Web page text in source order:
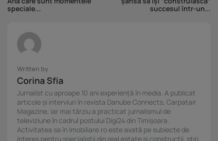
speciale...
succesul într-un...
Written by
Corina Sfia
Jurnalist cu aproape 10 ani experiență în media. A publicat
articole și interviuri în revista Danube Connects, Carpatair
Magazine, iar mai târziu a practicat jurnalismul de
televiziune în cadrul postului Digi24 din Timișoara.
Activitatea sa în Imobiliare.ro este axată pe subiecte de
interes pentru specialiștii din real estate și construcții, știri